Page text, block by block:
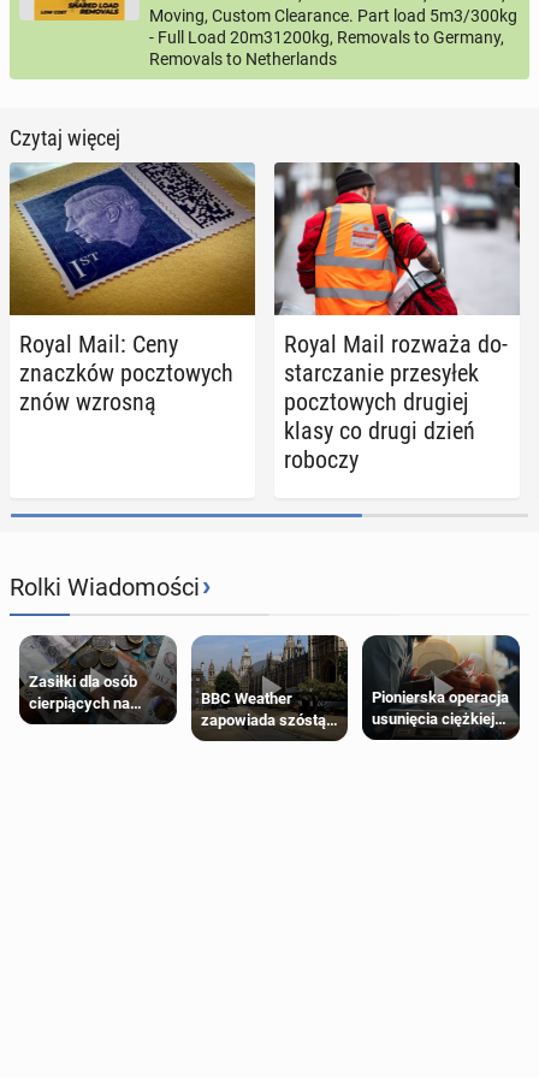
Moving, Custom Clearance. Part load 5m3/300kg
- Full Load 20m31200kg, Removals to Germany,
Removals to Netherlands
Czytaj więcej
Royal Mail: Ceny
znacz­ków pocz­to­wych
znów wzrosną
Royal Mail rozważa do­
star­cza­nie prze­sy­łek
pocz­to­wych drugiej
klasy co drugi dzień
roboczy
Rolki Wiadomości›
Zasiłki dla osób
cierpiących na
schorzenia
BBC Weather
zapowiada szóstą
falę upałów w
Pionierska operacja
usunięcia ciężkiej
wady wrodzonej